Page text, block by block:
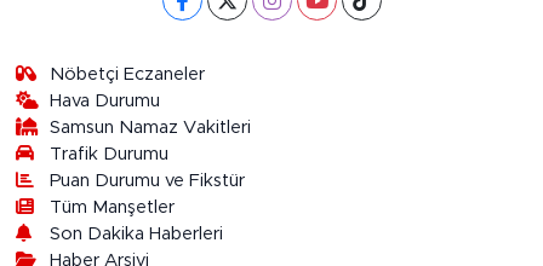
Nöbetçi Eczaneler
Hava Durumu
Samsun Namaz Vakitleri
Trafik Durumu
Puan Durumu ve Fikstür
Tüm Manşetler
Son Dakika Haberleri
Haber Arşivi